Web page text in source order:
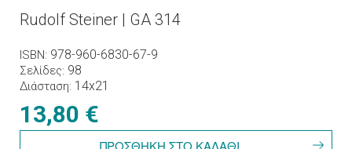
Rudolf Steiner | GA 314
ISBN 978-960-6830-67-9
Σελίδες 98
Διάσταση 14x21
13,80 €